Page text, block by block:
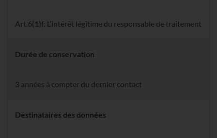
Art.6(1)f: L’intérêt légitime du responsable de traitement
Durée de conservation
3 années à compter du dernier contact
Destinataires des données